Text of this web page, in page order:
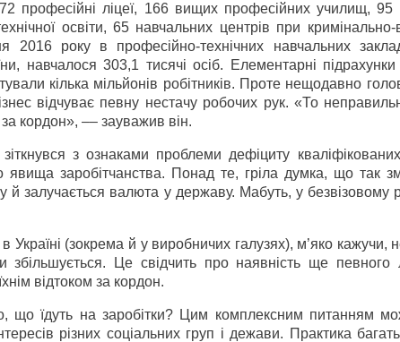
професійні ліцеї, 166 вищих професійних училищ, 95
освіти, 65 навчальних центрів при кримінально-
року в професійно-технічних навчальних
навчалося 303,1 тисячі осіб. Елементарні
кілька мільйонів робітників. Проте нещодавно
відчуває певну нестачу робочих рук. «То
за кордон», –– зауважив він.
з ознаками проблеми дефіциту
явища заробітчанства. Понад те, гріла думка, що так
й залучається валюта у державу. Мабуть, у безвізовому
Україні (зокрема й у виробничих галузях), м’яко кажучи,
збільшується. Це свідчить про наявність ще
відтоком за кордон.
що їдуть на заробітки? Цим комплексним питанням
різних соціальних груп і дежави. Практика